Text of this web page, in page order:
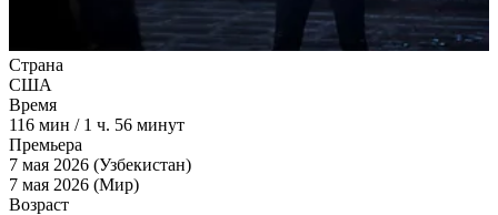
Страна
США
Время
116 мин / 1 ч. 56 минут
Премьера
7 мая 2026 (Узбекистан)
7 мая 2026 (Мир)
Возраст